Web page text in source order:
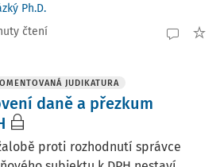
Ph.D.
čtení
JUDIKATURA
daně a přezkum
proti rozhodnutí správce